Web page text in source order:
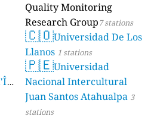
Quality Monitoring
Research Group7 stations
🇨🇴Universidad De Los
Llanos 1 stations
🇵🇪Universidad
Nacional Intercultural
Juan Santos Atahualpa 3
stations